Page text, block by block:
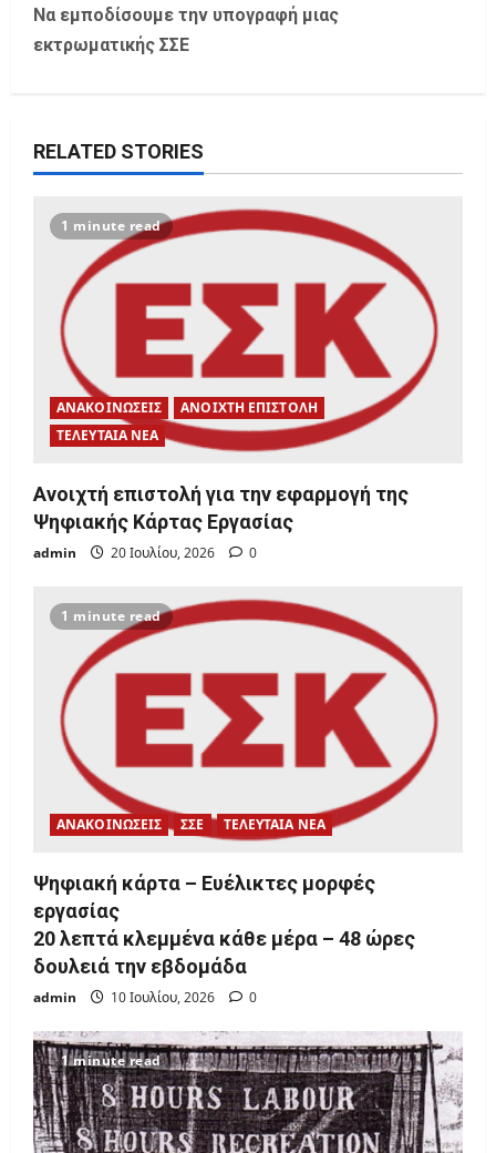
n
i
g
o
n
Να εμποδίσουμε την υπογραφή μιας
εκτρωματικής ΣΣΕ
RELATED STORIES
1 minute read
ΑΝΑΚΟΙΝΩΣΕΙΣ
ΑΝΟΙΧΤΗ ΕΠΙΣΤΟΛΗ
ΤΕΛΕΥΤΑΙΑ ΝΕΑ
Ανοιχτή επιστολή για την εφαρμογή της
Ψηφιακής Κάρτας Εργασίας
admin 20 Ιουλίου, 2026 0
1 minute read
ΑΝΑΚΟΙΝΩΣΕΙΣ ΣΣΕ ΤΕΛΕΥΤΑΙΑ ΝΕΑ
Ψηφιακή κάρτα – Ευέλικτες μορφές
εργασίας
20 λεπτά κλεμμένα κάθε μέρα – 48 ώρες
δουλειά την εβδομάδα
admin 10 Ιουλίου, 2026 0
1 minute read